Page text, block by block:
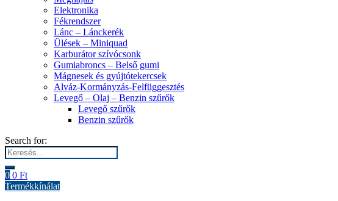
Elektronika
Fékrendszer
Lánc – Lánckerék
Ülések – Miniquad
Karburátor szívócsonk
Gumiabroncs – Belső gumi
Mágnesek és gyújtótekercsek
Alváz-Kormányzás-Felfüggesztés
Levegő – Olaj – Benzin szűrők
Levegő szűrők
Benzin szűrők
Search for:
0 0 Ft
Termékkínálat